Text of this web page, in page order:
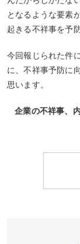
となるような要素
起きる不祥事を予
今回報じられた件
に、不祥事予防に
思います。
企業の不祥事、